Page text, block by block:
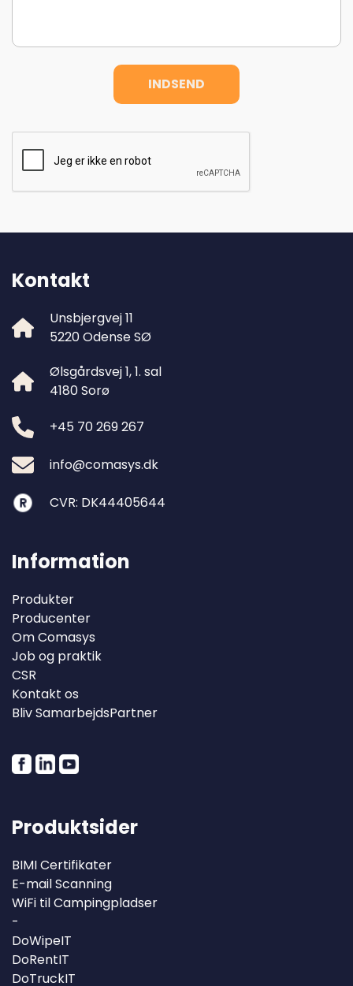
Kontakt
Unsbjergvej 11
5220 Odense SØ
Ølsgårdsvej 1, 1. sal
4180 Sorø
+45 70 269 267
info@comasys.dk
CVR: DK44405644
Information
Produkter
Producenter
Om Comasys
Job og praktik
CSR
Kontakt os
Bliv SamarbejdsPartner
Produktsider
BIMI Certifikater
E-mail Scanning
WiFi til Campingpladser
-
DoWipeIT
DoRentIT
DoTruckIT